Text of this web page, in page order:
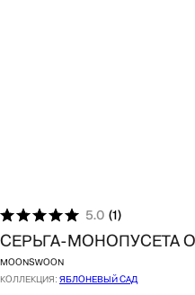
5.0 (1)
Серьга-монопусета
moonswoon
Коллекция: Яблоневый сад